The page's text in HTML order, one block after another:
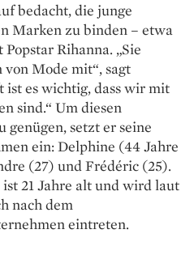
bedacht, die junge
Marken zu binden – etwa
Rihanna. „Sie
Mode mit“, sagt
es wichtig, dass wir mit
sind.“ Um diesen
genügen, setzt er seine
ein: Delphine (44 Jahre
(27) und Frédéric (25).
21 Jahre alt und wird laut
nach dem
eintreten.